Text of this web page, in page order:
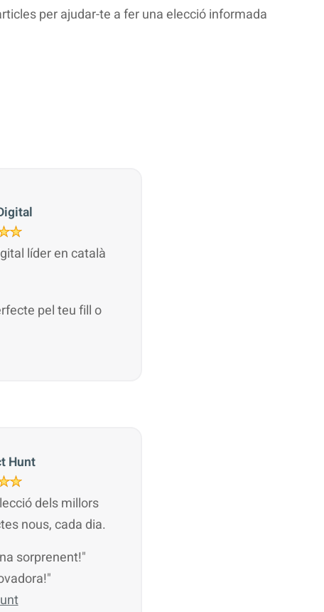
per ajudar-te a fer una elecció informada
pel teu fill o
líder en català
sorprenent!"
Hunt
dels millors
nous, cada dia.